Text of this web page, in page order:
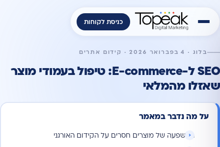
כניסת לקוחות
בלוג · 4 בפברואר 2026 · קידום אתרים
SEO ל-E-commerce: טיפול בעמודי מוצר
שאזלו מהמלאי
על מה נדבר במאמר
ההשפעה של מוצרים חסרים על הקידום האורגני